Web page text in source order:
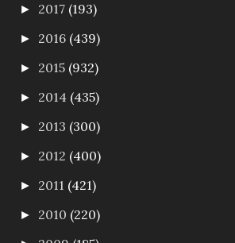
► 2017 (193)
► 2016 (439)
► 2015 (932)
► 2014 (435)
► 2013 (300)
► 2012 (400)
► 2011 (421)
► 2010 (220)